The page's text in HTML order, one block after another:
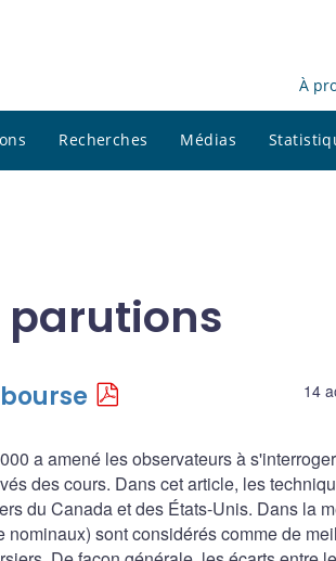
À
Recherches Médias
parutions
14
a amené les observateurs à
des cours. Dans cet article, les
du Canada et des États-Unis. Dans la
sont considérés comme de